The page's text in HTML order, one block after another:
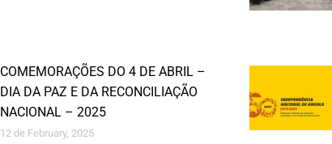
COMEMORAÇÕES DO 4 DE ABRIL –
DIA DA PAZ E DA RECONCILIAÇÃO
NACIONAL – 2025
12 de February, 2025